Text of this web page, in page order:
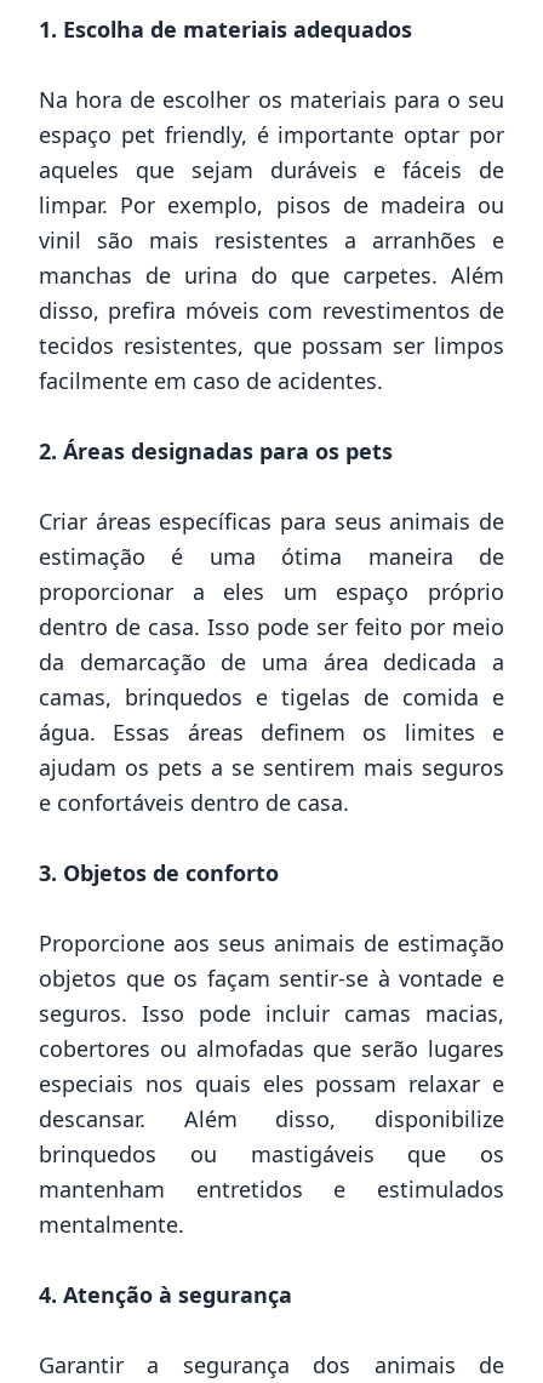
1. Escolha de materiais adequados
Na hora de escolher os materiais para o seu
espaço pet friendly, é importante optar por
aqueles que sejam duráveis e fáceis de
limpar. Por exemplo, pisos de madeira ou
vinil são mais resistentes a arranhões e
manchas de urina do que carpetes. Além
disso, prefira móveis com revestimentos de
tecidos resistentes, que possam ser limpos
facilmente em caso de acidentes.
2. Áreas designadas para os pets
Criar áreas específicas para seus animais de
estimação é uma ótima maneira de
proporcionar a eles um espaço próprio
dentro de casa. Isso pode ser feito por meio
da demarcação de uma área dedicada a
camas, brinquedos e tigelas de comida e
água. Essas áreas definem os limites e
ajudam os pets a se sentirem mais seguros
e confortáveis dentro de casa.
3. Objetos de conforto
Proporcione aos seus animais de estimação
objetos que os façam sentir-se à vontade e
seguros. Isso pode incluir camas macias,
cobertores ou almofadas que serão lugares
especiais nos quais eles possam relaxar e
descansar. Além disso, disponibilize
brinquedos ou mastigáveis que os
mantenham entretidos e estimulados
mentalmente.
4. Atenção à segurança
Garantir a segurança dos animais de